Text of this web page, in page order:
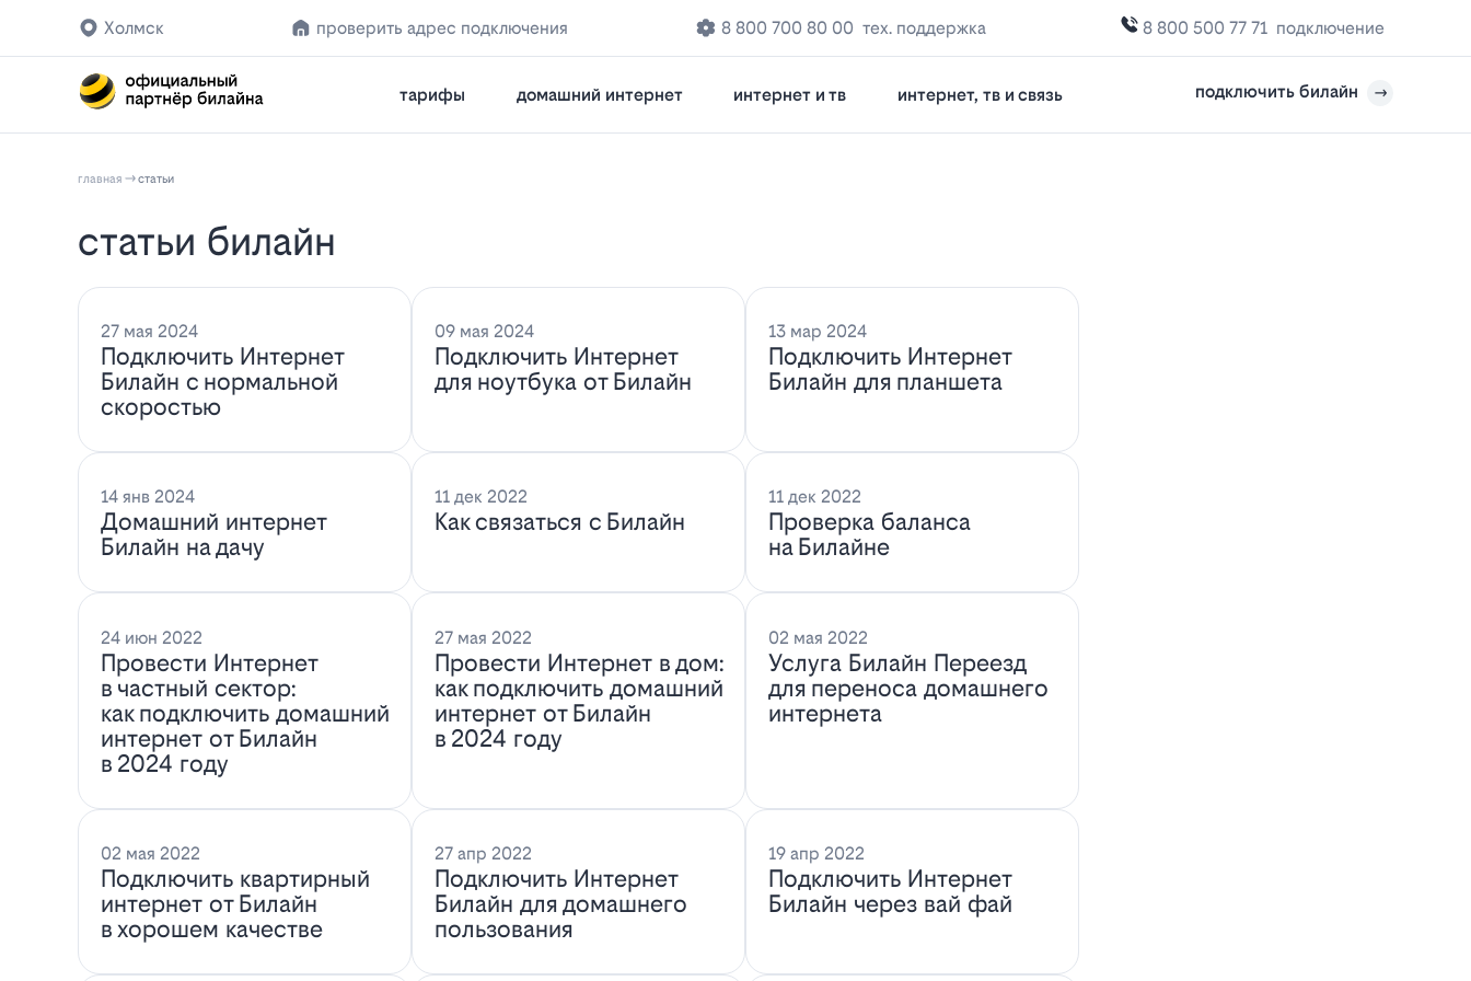
Холмск проверить адрес подключения 8 800 700 80 00 тех. поддержка 8 800 500 77 71 подключение
тарифы домашний интернет интернет и тв интернет, тв и связь подключить билайн
главная статьи
статьи билайн
27 мая 2024
Подключить Интернет
Билайн с нормальной
скоростью
09 мая 2024
Подключить Интернет
для ноутбука от Билайн
13 мар 2024
Подключить Интернет
Билайн для планшета
14 янв 2024
Домашний интернет
Билайн на дачу
11 дек 2022
Как связаться с Билайн
11 дек 2022
Проверка баланса
на Билайне
24 июн 2022
Провести Интернет
в частный сектор:
как подключить домашний
интернет от Билайн
в 2024 году
27 мая 2022
Провести Интернет в дом:
как подключить домашний
интернет от Билайн
в 2024 году
02 мая 2022
Услуга Билайн Переезд
для переноса домашнего
интернета
02 мая 2022
Подключить квартирный
интернет от Билайн
в хорошем качестве
27 апр 2022
Подключить Интернет
Билайн для домашнего
пользования
19 апр 2022
Подключить Интернет
Билайн через вай фай